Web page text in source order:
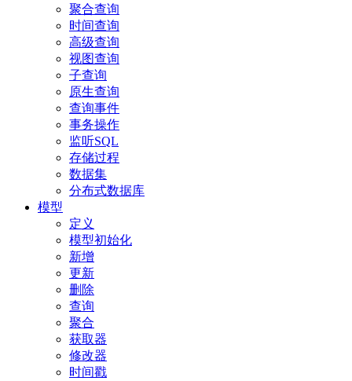
聚合查询
时间查询
高级查询
视图查询
子查询
原生查询
查询事件
事务操作
监听SQL
存储过程
数据集
分布式数据库
模型
定义
模型初始化
新增
更新
删除
查询
聚合
获取器
修改器
时间戳